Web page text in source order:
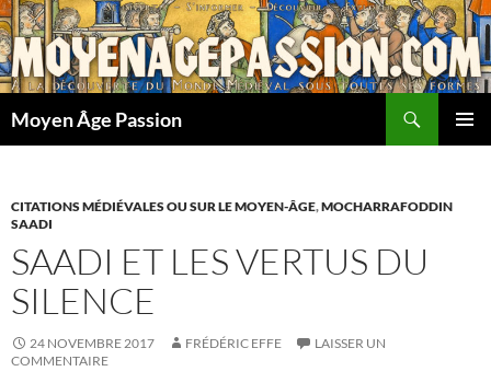
Aller
au
contenu
Moyen Âge Passion
CITATIONS MÉDIÉVALES OU SUR LE MOYEN-ÂGE,MOCHARRAFODDIN
SAADI
SAADI ET LES VERTUS DU
SILENCE
24 NOVEMBRE 2017 FRÉDÉRIC EFFE
LAISSER UN
COMMENTAIRE